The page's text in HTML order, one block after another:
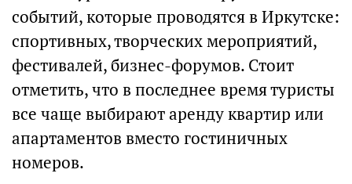
событий, которые проводятся в Иркутске:
спортивных, творческих мероприятий,
фестивалей, бизнес-форумов. Стоит
отметить, что в последнее время туристы
все чаще выбирают аренду квартир или
апартаментов вместо гостиничных
номеров.